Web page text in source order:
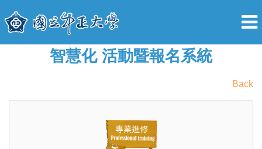
智慧化 活動暨報名系統
Back